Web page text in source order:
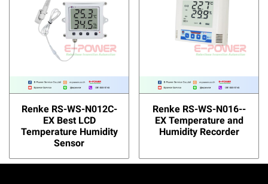
Renke RS-WS-N012C-
EX Best LCD
Temperature Humidity
Sensor
Renke RS-WS-N016--
EX Temperature and
Humidity Recorder